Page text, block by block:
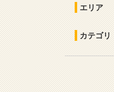
エリア
カテゴリ